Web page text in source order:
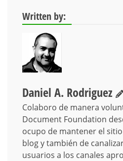
Written by:
Daniel A. Rodriguez
Colaboro de manera
Document Foundation
ocupo de mantener el
blog y también de
usuarios a los canales